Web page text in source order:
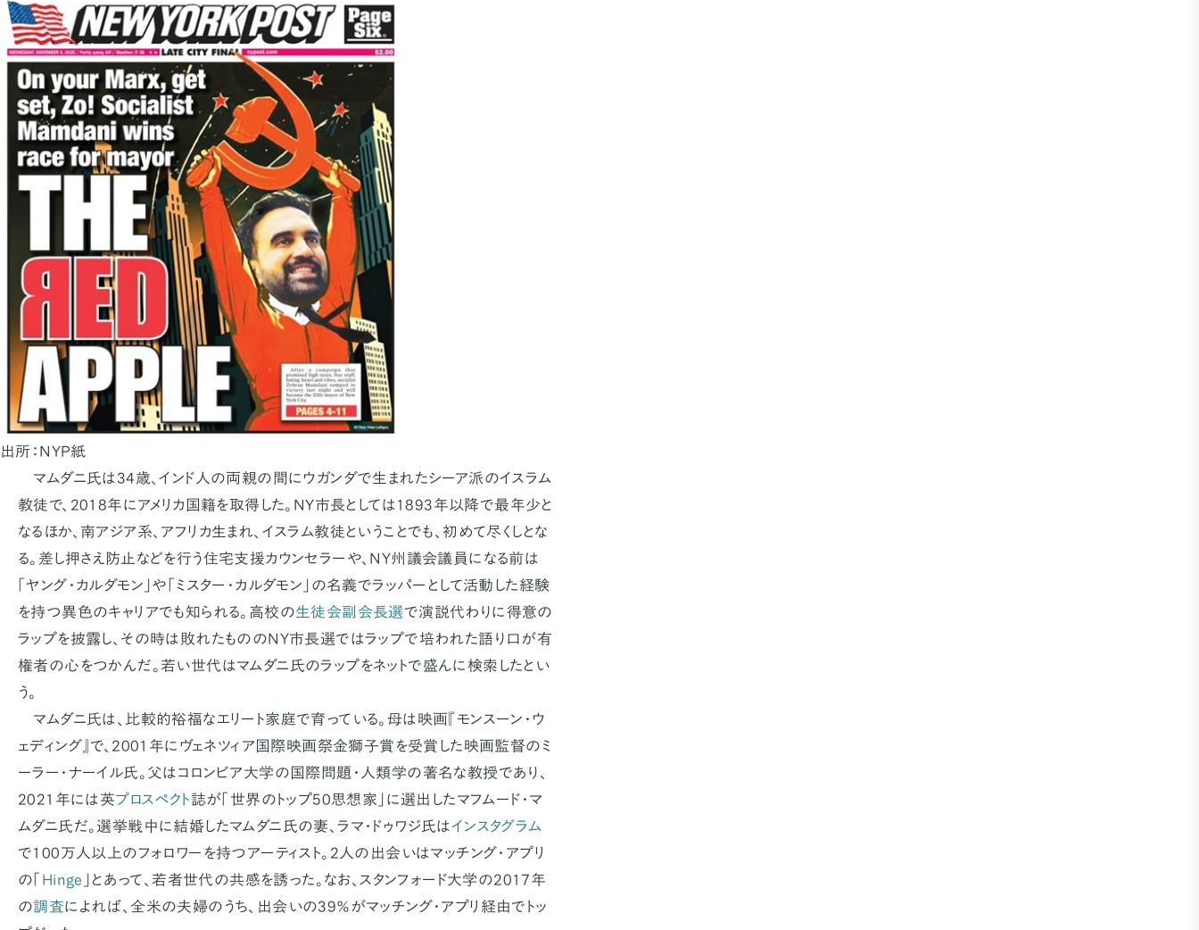
出所：NYP紙
マムダニ氏は34歳、インド人の両親の間にウガンダで生まれたシーア派のイスラム
教徒で、2018年にアメリカ国籍を取得した。NY市長としては1893年以降で最年少と
なるほか、南アジア系、アフリカ生まれ、イスラム教徒ということでも、初めて尽くしとな
る。差し押さえ防止などを行う住宅支援カウンセラーや、NY州議会議員になる前は
「ヤング・カルダモン」や「ミスター・カルダモン」の名義でラッパーとして活動した経験
を持つ異色のキャリアでも知られる。高校の生徒会副会長選で演説代わりに得意の
ラップを披露し、その時は敗れたもののNY市長選ではラップで培われた語り口が有
権者の心をつかんだ。若い世代はマムダニ氏のラップをネットで盛んに検索したとい
う。
マムダニ氏は、比較的裕福なエリート家庭で育っている。母は映画『モンスーン・ウ
ェディング』で、2001年にヴェネツィア国際映画祭金獅子賞を受賞した映画監督のミ
ーラー・ナーイル氏。父はコロンビア大学の国際問題・人類学の著名な教授であり、
2021年には英プロスペクト誌が「世界のトップ50思想家」に選出したマフムード・マ
ムダニ氏だ。選挙戦中に結婚したマムダニ氏の妻、ラマ・ドゥワジ氏はインスタグラム
で100万人以上のフォロワーを持つアーティスト。2人の出会いはマッチング・アプリ
の「 Hinge
」とあって、若者世代の共感を誘った。なお、スタンフォード大学の2017年
の調査によれば、全米の夫婦のうち、出会いの39％がマッチング・アプリ経由でトッ